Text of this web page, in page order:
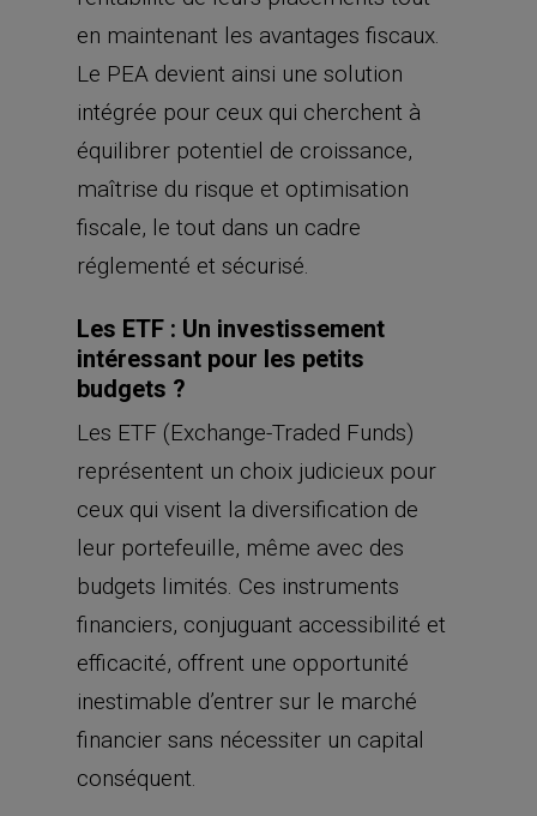
en maintenant les avantages fiscaux.
Le PEA devient ainsi une solution
intégrée pour ceux qui cherchent à
équilibrer potentiel de croissance,
maîtrise du risque et optimisation
fiscale, le tout dans un cadre
réglementé et sécurisé.
Les ETF : Un investissement
intéressant pour les petits
budgets ?
Les ETF (Exchange-Traded Funds)
représentent un choix judicieux pour
ceux qui visent la diversification de
leur portefeuille, même avec des
budgets limités. Ces instruments
financiers, conjuguant accessibilité et
efficacité, offrent une opportunité
inestimable d’entrer sur le marché
financier sans nécessiter un capital
conséquent.